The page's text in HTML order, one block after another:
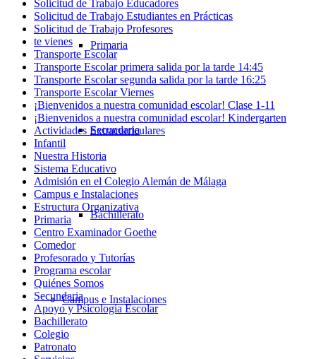
Primaria
Secundaria
Bachillerato
Campus e Instalaciones
Solicitud de Trabajo Educadores
Solicitud de Trabajo Estudiantes en Prácticas
Solicitud de Trabajo Profesores
te vienes
Transporte Escolar
Transporte Escolar primera salida por la tarde 14:45
Transporte Escolar segunda salida por la tarde 16:25
Transporte Escolar Viernes
¡Bienvenidos a nuestra comunidad escolar! Clase 1-11
¡Bienvenidos a nuestra comunidad escolar! Kindergarten
Actividades Extracurriculares
Infantil
Nuestra Historia
Sistema Educativo
Admisión en el Colegio Alemán de Málaga
Campus e Instalaciones
Estructura Organizativa
Primaria
Centro Examinador Goethe
Comedor
Profesorado y Tutorías
Programa escolar
Quiénes Somos
Secundaria
Apoyo y Psicología Escolar
Bachillerato
Colegio
Patronato